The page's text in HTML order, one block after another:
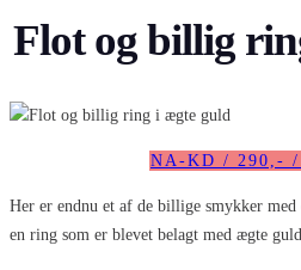
Flot og billig
NA-KD / 290,- /
Her er endnu et af de billige smykker
en ring som er blevet belagt med ægte